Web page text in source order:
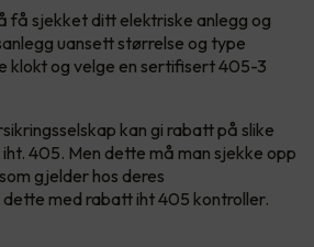
få sjekket ditt elektriske anlegg og
uansett størrelse og type
klokt og velge en sertifisert 405-3
kan gi rabatt på slike
405. Men dette må man sjekke opp
gjelder hos deres
med rabatt iht 405 kontroller.